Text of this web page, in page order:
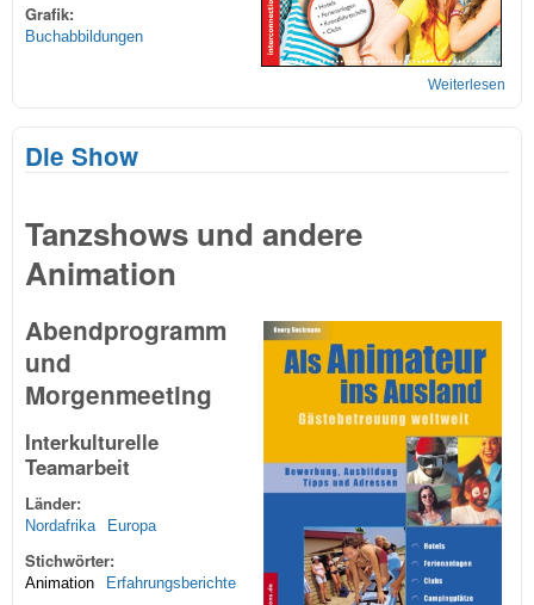
Grafik:
Buchabbildungen
Weiterlesen
Die Show
Tanzshows und andere
Animation
Abendprogramm
und
Morgenmeeting
Interkulturelle
Teamarbeit
Länder:
Nordafrika Europa
Stichwörter:
Animation Erfahrungsberichte